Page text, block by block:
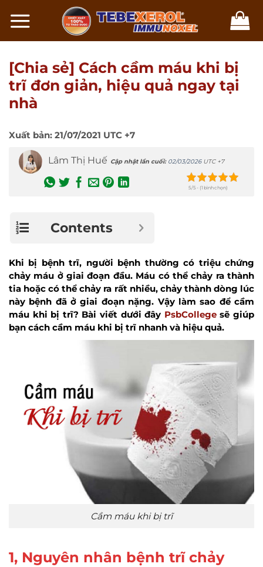
đến
[Chia sẻ] Cách cầm máu khi bị
trĩ đơn giản, hiệu quả ngay tại
nhà
Xuất bản: 21/07/2021 UTC +7
Lâm Thị Huế Cập nhật lần cuối: 02/03/2026UTC +7
5/5 - (1 bình chọn)
Contents
Khi bị bệnh trĩ, người bệnh thường có triệu chứng
chảy máu ở giai đoạn đầu. Máu có thể chảy ra thành
tia hoặc có thể chảy ra rất nhiều, chảy thành dòng lúc
này bệnh đã ở giai đoạn nặng. Vậy làm sao để cầm
máu khi bị trĩ? Bài viết dưới đây PsbCollegesẽ giúp
bạn cách cầm máu khi bị trĩ nhanh và hiệu quả.
Cầm máu khi bị trĩ
1, Nguyên nhân bệnh trĩ chảy